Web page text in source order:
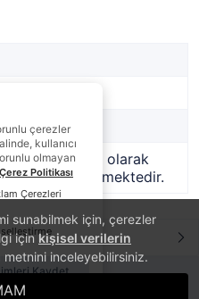
sunabilmek için, çerezler
içinkişisel verilerin
metnini inceleyebilirsiniz.
-
Bu ürün geçici olarak
temin edilememektedir.
çerezler
kullanıcı
olmayan
Politikası
Çerezleri
Kaydet